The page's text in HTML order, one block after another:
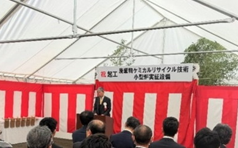
植物工場
知財マネジメント
海外生産
グローバル設計・開発
制御セキュリティ
新型コロナへの対応